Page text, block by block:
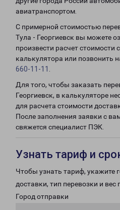
авиатранспортом.
С примерной стоимостью
Тула - Георгиевск вы можете
произвести расчет
калькулятора или позвонить
660-11-11
Для того, чтобы заказать
Георгиевск, в калькуляторе
для расчета стоимости
После заполнения заявки с
свяжется специалист ПЭК.
Узнать тариф и
Чтобы узнать тариф, укажите
доставки, тип перевозки и вес
Город отправки